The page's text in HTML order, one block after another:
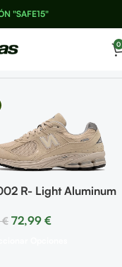
"SAFE15"
0
R- Light Aluminum
€ 72,99 €